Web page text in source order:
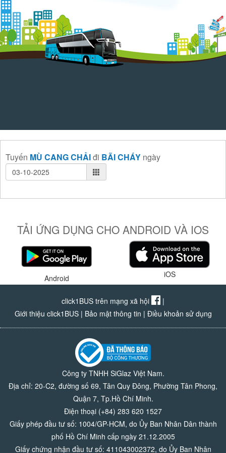
Tuyến MÙ CANG CHẢIđi BÃI CHÁY ngày
TẢI ỨNG DỤNG CHO ANDROID VÀ IOS
Android iOS
click1BUS trên mạng xã hội
|
Giới thiệu click1BUS| Bảo mật thông tin | Điều khoản sử dụng
Công ty TNHH SiGlaz Việt Nam.
Địa chỉ: 20-C2, đường số 69, Tân Quy Đông, Phường Tân Phong,
Quận 7, Tp.Hồ Chí Minh.
Điện thoại (+84) 283 620 1527
Giấy phép đầu tư số: 1004/GP-HCM, do Ủy Ban Nhân Dân thành
phố Hồ Chí Minh cấp ngày 21.12.2005
Giấy chứng nhận đầu tư số: 411043002372, do Ủy Ban Nhân